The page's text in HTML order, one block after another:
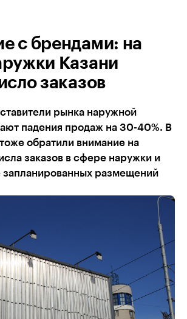
с брендами: на
Казани
заказов
рынка наружной
падения продаж на 30-40%. В
обратили внимание на
заказов в сфере наружки и
запланированных размещений